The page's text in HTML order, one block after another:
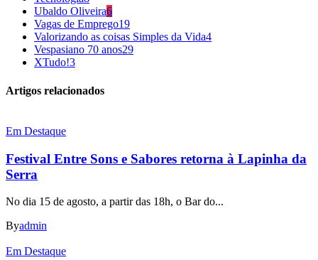
Ubaldo Oliveira6
Vagas de Emprego19
Valorizando as coisas Simples da Vida4
Vespasiano 70 anos29
XTudo!3
Artigos relacionados
Em Destaque
Festival Entre Sons e Sabores retorna à Lapinha da
Serra
No dia 15 de agosto, a partir das 18h, o Bar do...
Byadmin
Em Destaque